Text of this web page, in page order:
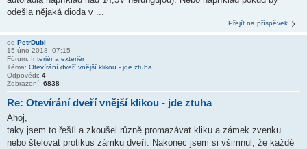
odešla nějaká dioda v ...
Přejít na příspěvek
od PetrDubi
15 úno 2018, 07:15
Fórum: Interiér a exteriér
Téma: Otevírání dveří vnější klikou - jde ztuha
Odpovědi: 4
Zobrazení: 6838
Re: Otevírání dveří vnější klikou - jde ztuha
Ahoj,
taky jsem to řešíl a zkoušel různě promazávat kliku a zámek zvenku
nebo štelovat protikus zámku dveří. Nakonec jsem si všimnul, že každé